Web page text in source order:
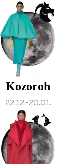
Kozoroh
22.12.-20.01.